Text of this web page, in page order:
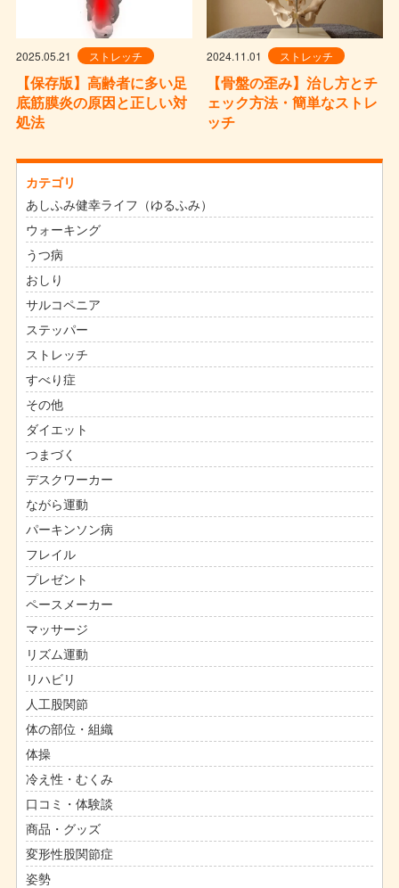
2025.05.21 ストレッチ
【保存版】高齢者に多い足
底筋膜炎の原因と正しい対
処法
2024.11.01 ストレッチ
【骨盤の歪み】治し方とチ
ェック方法・簡単なストレ
ッチ
カテゴリ
あしふみ健幸ライフ（ゆるふみ）
ウォーキング
うつ病
おしり
サルコペニア
ステッパー
ストレッチ
すべり症
その他
ダイエット
つまづく
デスクワーカー
ながら運動
パーキンソン病
フレイル
プレゼント
ペースメーカー
マッサージ
リズム運動
リハビリ
人工股関節
体の部位・組織
体操
冷え性・むくみ
口コミ・体験談
商品・グッズ
変形性股関節症
姿勢